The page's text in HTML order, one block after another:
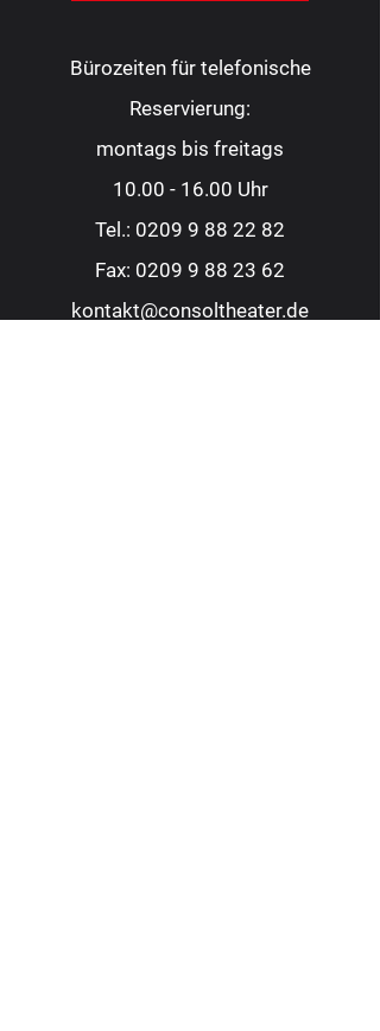
Bürozeiten für telefonische
Reservierung:
montags bis freitags
10.00 - 16.00 Uhr
Tel.: 0209 9 88 22 82
Fax: 0209 9 88 23 62
kontakt@consoltheater.de